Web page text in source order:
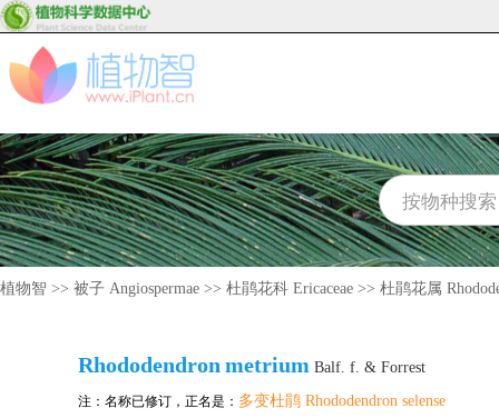
植物智 >> 被子 Angiospermae >> 杜鹃花科 Ericaceae >> 杜鹃花属
Rhododendron metrium Balf. f. & Forrest
注：名称已修订，正名是： 多变杜鹃 Rhododendron selense